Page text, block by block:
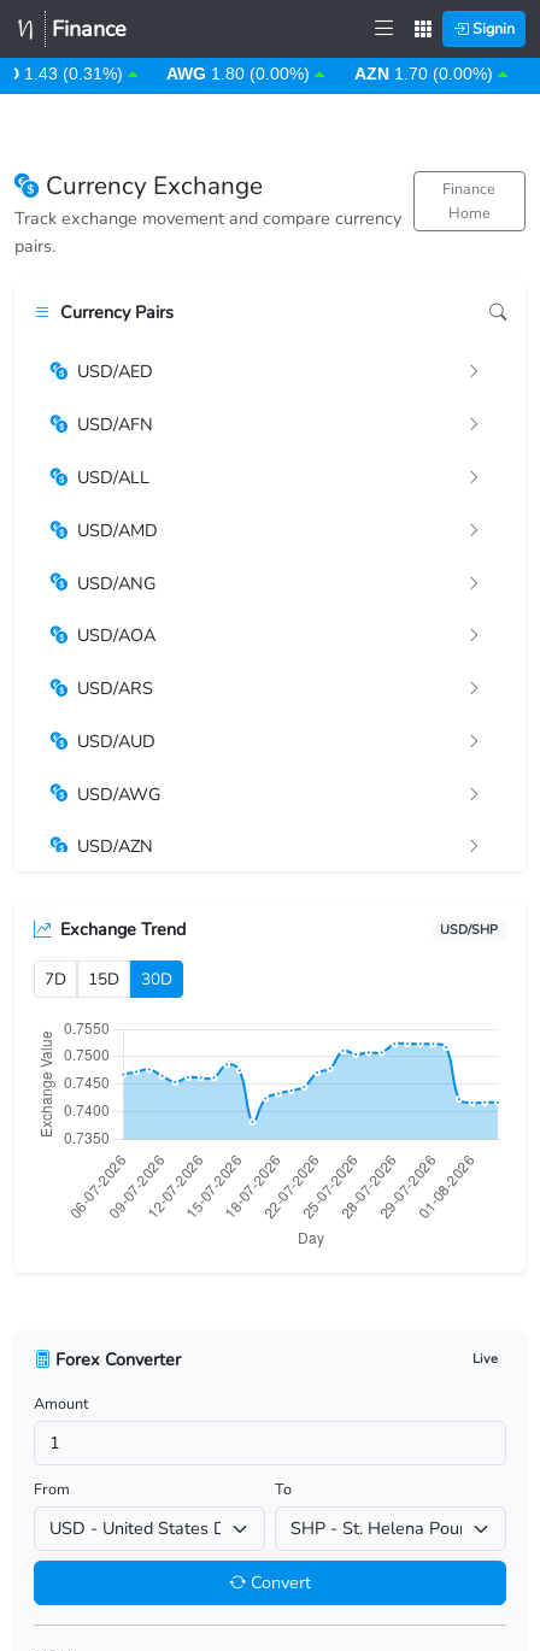
Finance Signin
1.43 (0.31%) AWG 1.80 (0.00%) AZN 1.70 (0.00%)
Currency Exchange
Track exchange movement and compare currency
pairs.
Finance
Home
Currency Pairs
USD/AED
USD/AFN
USD/ALL
USD/AMD
USD/ANG
USD/AOA
USD/ARS
USD/AUD
USD/AWG
USD/AZN
USD/BDT
USD/BGN
USD/BHD
USD/BIF
USD/BMD
USD/BSD
USD/BWP
Exchange Trend USD/SHP
7D 15D 30D
Forex Converter Live
Amount
From To
Convert